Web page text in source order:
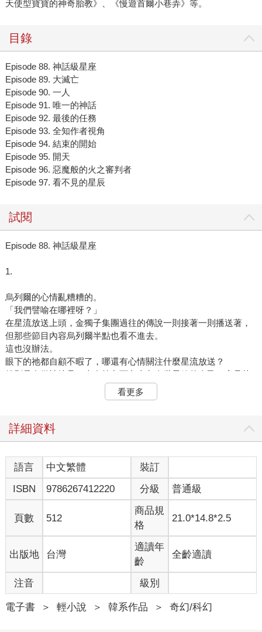
天使型寶寶的神奇胎教》、《慢遊首爾小巷弄》等。
目錄
Episode 88. 神話級星座
Episode 89. 大滅亡
Episode 90. 一人
Episode 91. 唯一的神話
Episode 92. 最後的任務
Episode 93. 全知作者視角
Episode 94. 結束的開始
Episode 95. 開天
Episode 96. 惡魔般的火之審判者
Episode 97. 看不見的星辰
試閱
Episode 88. 神話級星座
1.
烏列爾的心情亂糟糟的。
「我們譬喻在哪裡呀？」
在星流放送上頭，金獨子集團過往的傳說一則接著一則播送著，
但那些節目內容烏列爾半點也看不進去。
這也沒辦法。
眼下的祂都自顧不暇了，哪還有心情關注什麼星流放送？
特別是自從祂撞見了來自第九百九十九次世界線的自己，窺見片
段記憶之後，烏列爾的腦中便亂成了一團。直到現在，只要祂一
閉上眼，第九百九十九次回歸的記憶仍歷歷在目。
仇。』
第九百九十九次回歸的世界線。
在那個世界，自己究竟遇到了怎樣的變故？
『啊，煩死了，現在根本沒空好奇別的世界線，我連我們家孩子
的傳說都快追不完了說。』
烏列爾抱著腦袋發起牢騷。
最近，就連星星直播的氣氛也異於尋常，眼見最後的任務即將到
來，眾星座之間都圍繞著微妙的緊張感。
更有甚者，有流言捕風捉影地描述管理局早已拋棄了這條世界
［管理局召喚星座『惡魔般的火之審判者』。］
［是否接受召喚？］
天外飛來的訊息讓烏列爾猛然抬起了頭。
看更多
詳細資料
語言 中文繁體
裝訂
ISBN
9786267412220 分級 普通級
頁數 512
商品規
格
21.0*14.8*2.5
出版地 台灣
適讀年
齡
全齡適讀
注音 級別
電子書 ＞ 輕小說 ＞ 韓系作品 ＞ 奇幻/科幻